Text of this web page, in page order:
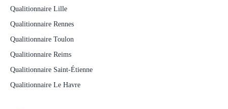
Qualitionnaire Lille
Qualitionnaire Rennes
Qualitionnaire Toulon
Qualitionnaire Reims
Qualitionnaire Saint-Étienne
Qualitionnaire Le Havre